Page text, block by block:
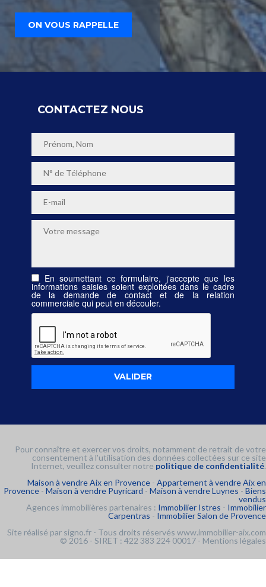
ON VOUS RAPPELLE
CONTACTEZ NOUS
En soumettant ce formulaire, j'accepte que les
informations saisies soient exploitées dans le cadre
de la demande de contact et de la relation
commerciale qui peut en découler.
Pour connaître et exercer vos droits, notamment de retrait de votre
consentement à l'utilisation des données collectées sur ce site
Internet, veuillez consulter notre politique de confidentialité.
Maison à vendre Aix en Provence - Appartement à vendre Aix en
Provence - Maison à vendre Puyricard - Maison à vendre Luynes - Biens
vendus
Agences immobilières partenaires : Immobilier Istres - Immobilier
Carpentras - Immobilier Salon de Provence
Site réalisé par signo.fr - Tous droits réservés www.immobilier-aix.com
© 2016 - SIRET : 422 383 224 00017 - Mentions légales